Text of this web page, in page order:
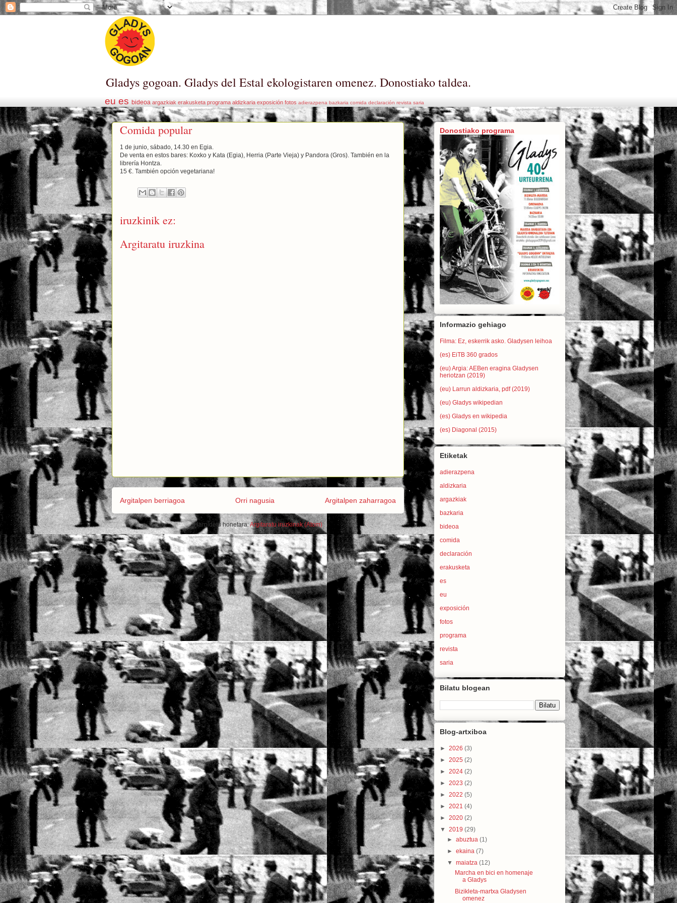
Gladys gogoan. Gladys del Estal ekologistaren omenez. Donostiako taldea.
eu es bideoa argazkiak erakusketa programa aldizkaria exposición fotos adierazpena bazkaria comida declaración revista saria
Comida popular
1 de junio, sábado, 14.30 en Egia.
De venta en estos bares: Koxko y Kata (Egia), Herria (Parte Vieja) y Pandora (Gros). También en la
librería Hontza.
15 €. También opción vegetariana!
iruzkinik ez:
Argitaratu iruzkina
Argitalpen berriagoa Argitalpen zaharragoa
Orri nagusia
Harpidetu honetara:Argitaratu iruzkinak (Atom)
Donostiako programa
Informazio gehiago
Filma: Ez, eskerrik asko. Gladysen leihoa
(es) EiTB 360 grados
(eu) Argia: AEBen eragina Gladysen
heriotzan (2019)
(eu) Larrun aldizkaria, pdf (2019)
(eu) Gladys wikipedian
(es) Gladys en wikipedia
(es) Diagonal (2015)
Etiketak
adierazpena
aldizkaria
argazkiak
bazkaria
bideoa
comida
declaración
erakusketa
es
eu
exposición
fotos
programa
revista
saria
Bilatu blogean
Blog-artxiboa
► 2026 (3)
► 2025 (2)
► 2024 (2)
► 2023 (2)
► 2022 (5)
► 2021 (4)
► 2020 (2)
▼ 2019 (29)
►abuztua(1)
►ekaina(7)
▼maiatza(12)
Marcha en bici en homenaje
a Gladys
Bizikleta-martxa Gladysen
omenez